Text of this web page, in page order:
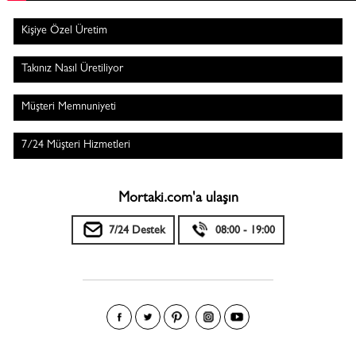
Kişiye Özel Üretim
Takınız Nasıl Üretiliyor
Müşteri Memnuniyeti
7/24 Müşteri Hizmetleri
Mortaki.com'a ulaşın
7/24 Destek 08:00 - 19:00